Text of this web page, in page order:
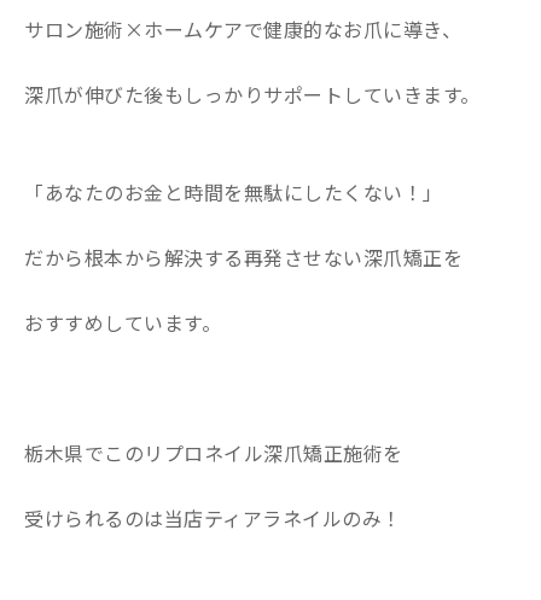
サロン施術×ホームケアで健康的なお爪に導き、
深爪が伸びた後もしっかりサポートしていきます。
「あなたのお金と時間を無駄にしたくない！」
だから根本から解決する再発させない深爪矯正を
おすすめしています。
栃木県でこのリプロネイル深爪矯正施術を
受けられるのは当店ティアラネイルのみ！